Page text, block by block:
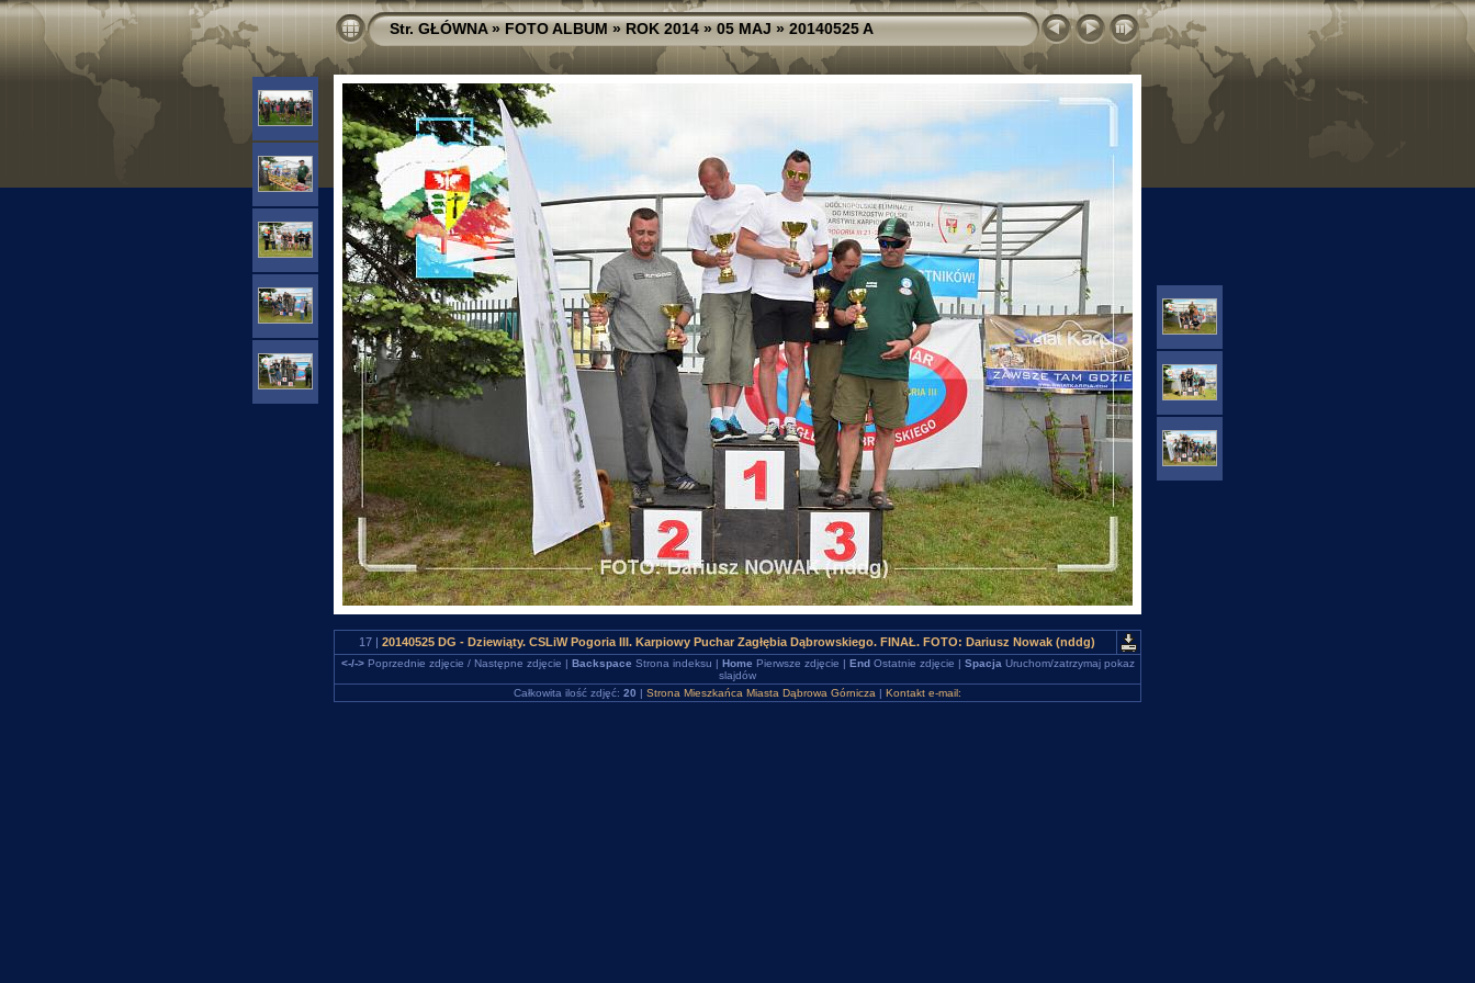
Str. GŁÓWNA»FOTO ALBUM»ROK 2014»05 MAJ»20140525 A
17 | 20140525 DG - Dziewiąty. CSLiW Pogoria III. Karpiowy Puchar Zagłębia Dąbrowskiego. FINAŁ. FOTO: Dariusz Nowak (nddg)
<-/->Poprzednie zdjęcie / Następne zdjęcie | Backspace Strona indeksu | Home Pierwsze zdjęcie | EndOstatnie zdjęcie | Spacja Uruchom/zatrzymaj pokaz
slajdów
Całkowita ilość zdjęć: 20 | Strona Mieszkańca Miasta Dąbrowa Górnicza | Kontakt e-mail: